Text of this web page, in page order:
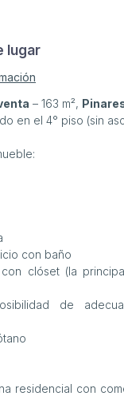
lugar
– 163 m²,
en el 4° piso (sin
con baño
con clóset (la
de
residencial con